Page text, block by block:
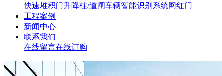
快速堆积门升降柱/道闸车辆智能识别系统网红门
工程案例
新闻中心
联系我们
在线留言在线订购